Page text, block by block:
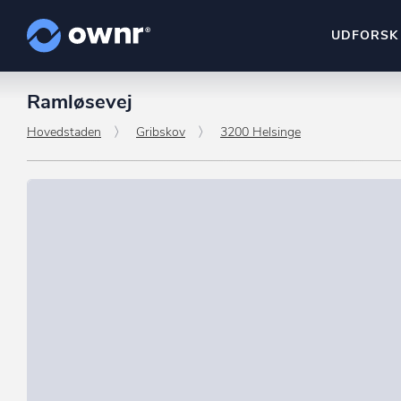
UDFORSK
Identificer salgsklare
Ramløsevej
Hovedstaden Gribskov 3200 Helsinge